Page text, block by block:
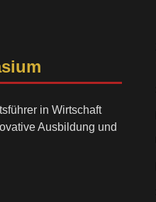
in Wirtschaft
Ausbildung und